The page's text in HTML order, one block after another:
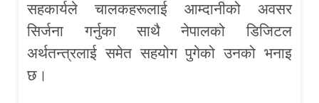
सहकार्यले चालकहरूलाई आम्दानीको अवसर
सिर्जना गर्नुका साथै नेपालको डिजिटल
अर्थतन्त्रलाई समेत सहयोग पुगेको उनको भनाइ
छ।